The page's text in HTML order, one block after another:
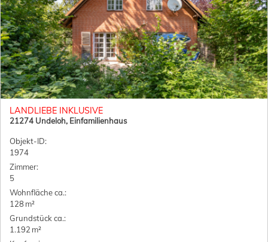
LANDLIEBE INKLUSIVE
21274 Undeloh, Einfamilienhaus
Objekt-ID:
1974
Zimmer:
5
Wohnfläche ca.:
128 m²
Grund­stück ca.:
1.192 m²